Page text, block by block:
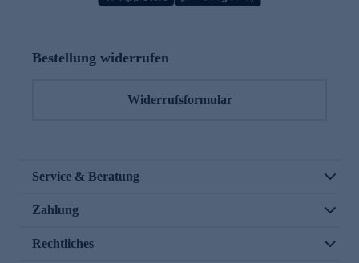
Bestellung widerrufen
Widerrufsformular
Service & Beratung
Zahlung
Rechtliches